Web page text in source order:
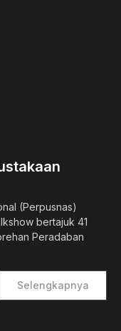
(Perpusnas)
bertajuk 41
Peradaban
Selengkapnya